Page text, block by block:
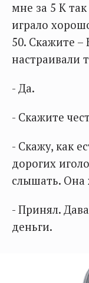
мне за 5 К
играло
50. Скажите
настраивали
- Да.
- Скажите
- Скажу, как
дорогих
слышать. Она
- Принял.
деньги.